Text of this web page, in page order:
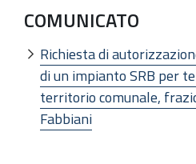
COMUNICATO
Richiesta di
di un impianto SRB per
territorio comunale,
Fabbiani